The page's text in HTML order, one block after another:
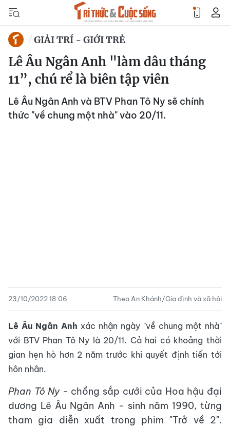
GIẢI TRÍ - GIỚI TRẺ
Lê Âu Ngân Anh "làm dâu tháng
11”, chú rể là biên tập viên
Lê Âu Ngân Anh và BTV Phan Tô Ny sẽ chính
thức "về chung một nhà" vào 20/11.
23/10/2022 18:06 Theo An Khánh/Gia đình và xã hội
Lê Âu Ngân Anh xác nhận ngày "về chung một nhà"
với BTV Phan Tô Ny là 20/11. Cả hai có khoảng thời
gian hẹn hò hơn 2 năm trước khi quyết định tiến tới
hôn nhân.
Phan Tô Ny- chồng sắp cưới của Hoa hậu đại
dương Lê Âu Ngân Anh - sinh năm 1990, từng
tham gia diễn xuất trong phim "Trở về 2".